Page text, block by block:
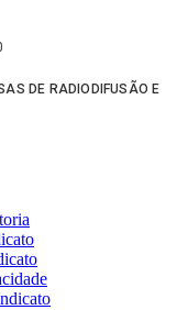
DE RADIODIFUSÃO E